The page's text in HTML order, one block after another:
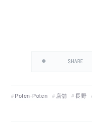
SHARE
Poten-Poten 店舗 長野